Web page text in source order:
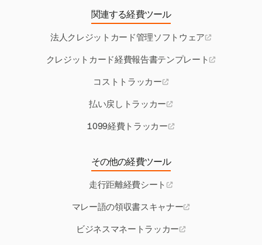
関連する経費ツール
法人クレジットカード管理ソフトウェア
クレジットカード経費報告書テンプレート
コストトラッカー
払い戻しトラッカー
1099経費トラッカー
その他の経費ツール
走行距離経費シート
マレー語の領収書スキャナー
ビジネスマネートラッカー